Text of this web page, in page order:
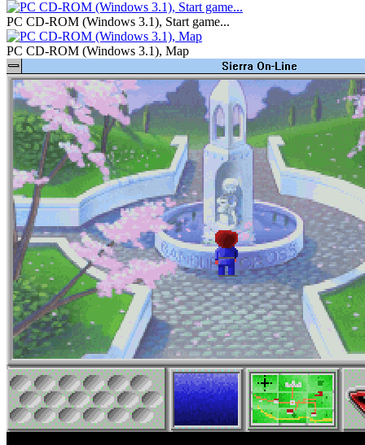
PC CD-ROM (Windows 3.1), Start game...
PC CD-ROM (Windows 3.1), Map